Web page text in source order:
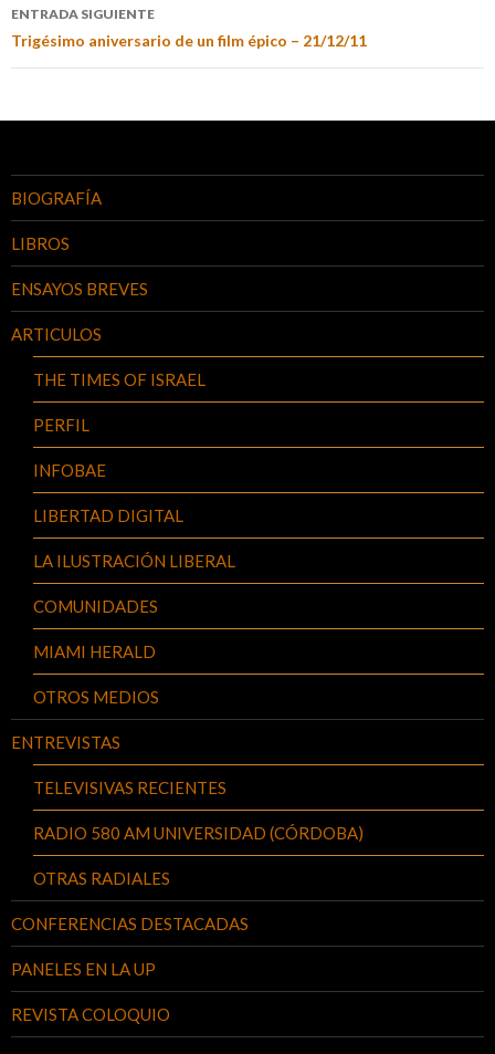
ENTRADA SIGUIENTE
Trigésimo aniversario de un film épico – 21/12/11
BIOGRAFÍA
LIBROS
ENSAYOS BREVES
ARTICULOS
THE TIMES OF ISRAEL
PERFIL
INFOBAE
LIBERTAD DIGITAL
LA ILUSTRACIÓN LIBERAL
COMUNIDADES
MIAMI HERALD
OTROS MEDIOS
ENTREVISTAS
TELEVISIVAS RECIENTES
RADIO 580 AM UNIVERSIDAD (CÓRDOBA)
OTRAS RADIALES
CONFERENCIAS DESTACADAS
PANELES EN LA UP
REVISTA COLOQUIO